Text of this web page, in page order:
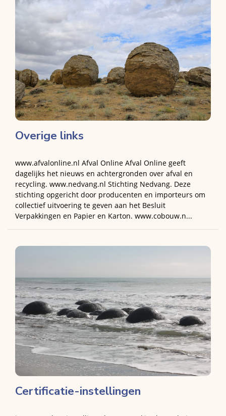
Overige links
www.afvalonline.nl Afval Online Afval Online geeft
dagelijks het nieuws en achtergronden over afval en
recycling. www.nedvang.nl Stichting Nedvang. Deze
stichting opgericht door producenten en importeurs om
collectief uitvoering te geven aan het Besluit
Verpakkingen en Papier en Karton. www.cobouw.n...
Certificatie-instellingen